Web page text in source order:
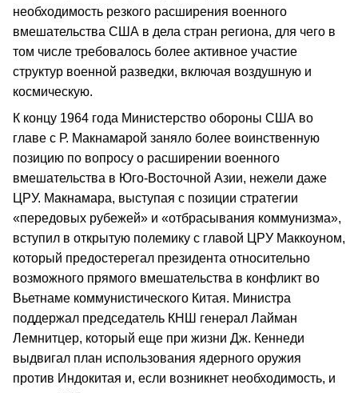
необходимость резкого расширения военного
вмешательства США в дела стран региона, для чего в
том числе требовалось более активное участие
структур военной разведки, включая воздушную и
космическую.
К концу 1964 года Министерство обороны США во
главе с Р. Макнамарой заняло более воинственную
позицию по вопросу о расширении военного
вмешательства в Юго-Восточной Азии, нежели даже
ЦРУ. Макнамара, выступая с позиции стратегии
«передовых рубежей» и «отбрасывания коммунизма»,
вступил в открытую полемику с главой ЦРУ Маккоуном,
который предостерегал президента относительно
возможного прямого вмешательства в конфликт во
Вьетнаме коммунистического Китая. Министра
поддержал председатель КНШ генерал Лайман
Лемнитцер, который еще при жизни Дж. Кеннеди
выдвигал план использования ядерного оружия
против Индокитая и, если возникнет необходимость, и